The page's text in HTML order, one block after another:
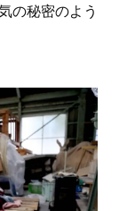
の秘密のよう